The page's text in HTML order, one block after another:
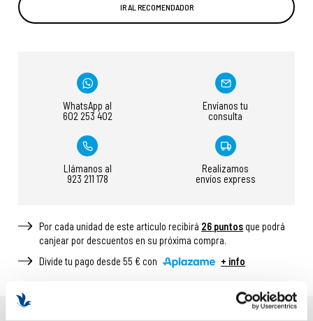
IR AL RECOMENDADOR
WhatsApp al
602 253 402
Envíanos tu
consulta
Llámanos al
923 211 178
Realizamos
envíos express
Por cada unidad de este articulo recibirá 26 puntos que podrá
canjear por descuentos en su próxima compra.
Divide tu pago desde 55 € con
+ info